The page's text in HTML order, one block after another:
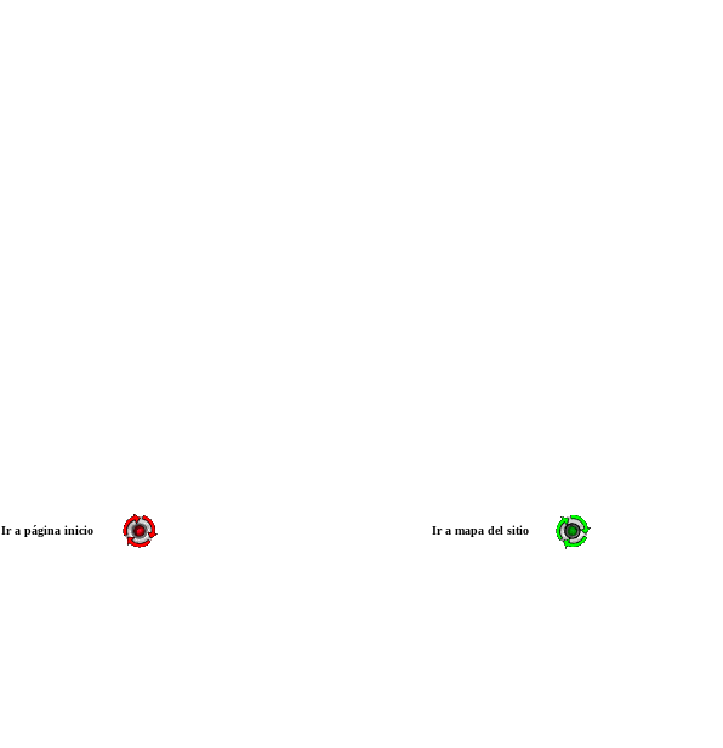
Ir a página inicio Ir a mapa del sitio